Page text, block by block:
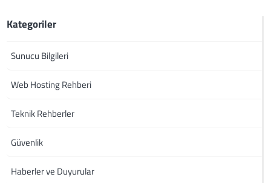
Kategoriler
Sunucu Bilgileri
Web Hosting Rehberi
Teknik Rehberler
Güvenlik
Haberler ve Duyurular